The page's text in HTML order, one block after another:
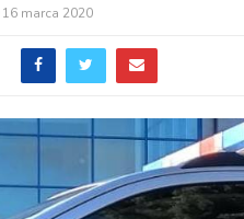
16 marca 2020